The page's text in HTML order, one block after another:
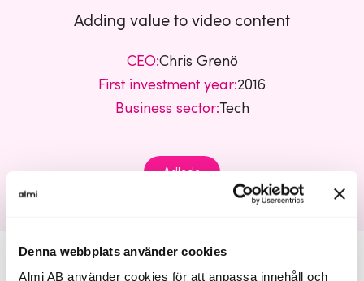
Denna webbplats använder cookies
Almi AB använder cookies för att anpassa innehåll och
Adding value to video content
CEO:Chris Grenö
First investment year:2016
Business sector:Tech
Adlede